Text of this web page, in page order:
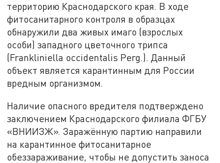
территорию Краснодарского края. В ходе
фитосанитарного контроля в образцах
обнаружили два живых имаго (взрослых
особи) западного цветочного трипса
(Frankliniella occidentalis Perg.). Данный
объект является карантинным для России
вредным организмом.
Наличие опасного вредителя подтверждено
заключением Краснодарского филиала ФГБУ
«ВНИИЗЖ». Заражённую партию направили
на карантинное фитосанитарное
обеззараживание, чтобы не допустить заноса